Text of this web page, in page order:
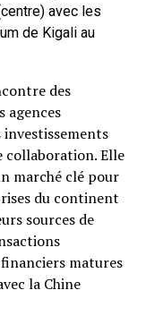
avec les
de Kigali au
des
agences
collaboration. Elle
marché clé pour
du continent
sources de
matures
la Chine